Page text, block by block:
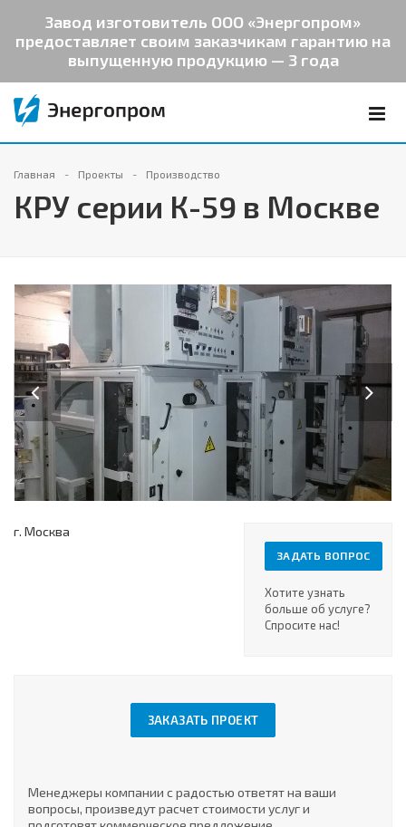
Завод изготовитель ООО «Энергопром»
предоставляет своим заказчикам гарантию на
выпущенную продукцию — 3 года
Главная Проекты Производство
КРУ серии К-59 в Москве
Previous
ЗАДАТЬ ВОПРОС
Хотите узнать
больше об услуге?
Спросите нас!
г. Москва
ЗАКАЗАТЬ ПРОЕКТ
Менеджеры компании с радостью ответят на ваши
вопросы, произведут расчет стоимости услуг и